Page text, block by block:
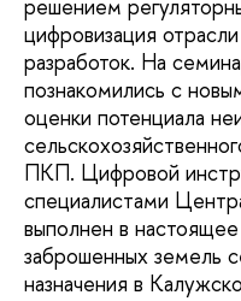
решением
цифровизация
разработок. На
познакомились с
оценки потенциала
ПКП. Цифровой
специалистами
выполнен в
заброшенных земель
назначения в